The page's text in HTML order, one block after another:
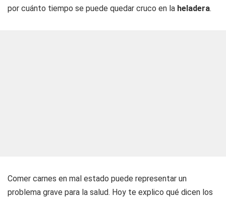
por cuánto tiempo se puede quedar cruco en la heladera.
Comer carnes en mal estado puede representar un
problema grave para la salud. Hoy te explico qué dicen los